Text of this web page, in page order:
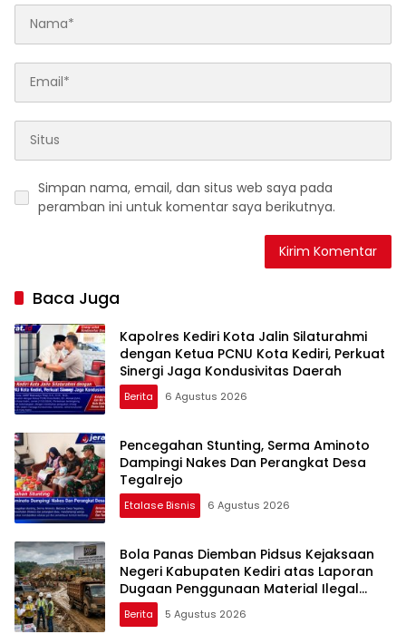
Simpan nama, email, dan situs web saya pada
peramban ini untuk komentar saya berikutnya.
Baca Juga
Kapolres Kediri Kota Jalin Silaturahmi
dengan Ketua PCNU Kota Kediri, Perkuat
Sinergi Jaga Kondusivitas Daerah
Berita 6 Agustus 2026
Pencegahan Stunting, Serma Aminoto
Dampingi Nakes Dan Perangkat Desa
Tegalrejo
Etalase Bisnis 6 Agustus 2026
Bola Panas Diemban Pidsus Kejaksaan
Negeri Kabupaten Kediri atas Laporan
Dugaan Penggunaan Material Ilegal
Proyek Tol Kediri Oleh PT. HASTARI JAYA
SENTOSA
Berita 5 Agustus 2026